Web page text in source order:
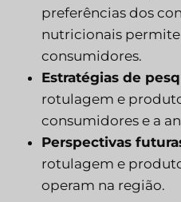
preferências dos
nutricionais permite
consumidores.
Estratégias de
rotulagem e
consumidores e a
Perspectivas
rotulagem e
operam na região.